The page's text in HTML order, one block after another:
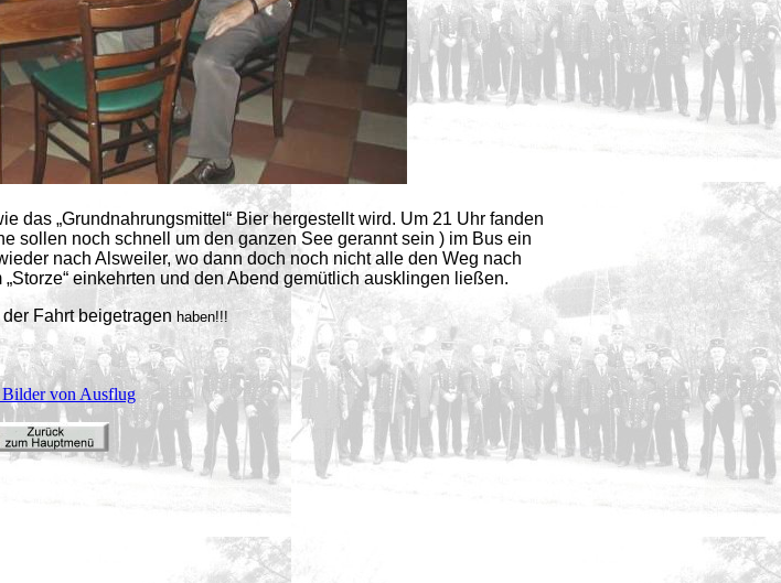
das „Grundnahrungsmittel“ Bier hergestellt wird. Um 21 Uhr fanden
sollen noch schnell um den ganzen See gerannt sein ) im Bus ein
nach Alsweiler, wo dann doch noch nicht alle den Weg nach
einkehrten und den Abend gemütlich ausklingen ließen.
Fahrt beigetragen haben!!!
Bilder von Ausflug